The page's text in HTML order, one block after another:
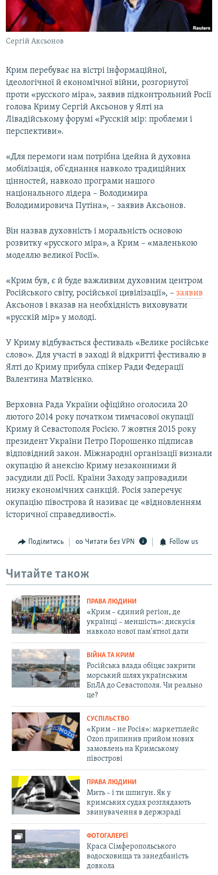
ВІДЕОУРОКИ «ELIFBE»
СВІДЧЕННЯ ОКУПАЦІЇ
УКРАЇНСЬКА ПРОБЛЕМА КРИМУ
Русский
Qırımtatar
Усі сайти RFE/RL
Сергій Аксьонов
Крим перебуває на вістрі інформаційної,
ідеологічної й економічної війни, розгорнутої
проти «русского міра», заявив підконтрольний Росії
голова Криму Сергій Аксьонов у Ялті на
Лівадійському форумі «Русскій мір: проблеми і
перспективи».
«Для перемоги нам потрібна ідейна й духовна
мобілізація, об'єднання навколо традиційних
цінностей, навколо програми нашого
національного лідера – Володимира
Володимировича Путіна», – заявив Аксьонов.
Він назвав духовність і моральність основою
розвитку «русского міра», а Крим – «маленькою
моделлю великої Росії».
«Крим був, є й буде важливим духовним центром
Російського світу, російської цивілізації», – заявив
Аксьонов і вказав на необхідність виховувати
«русскій мір» у молоді.
У Криму відбувається фестиваль «Велике російське
слово». Для участі в заході й відкритті фестивалю в
Ялті до Криму прибула спікер Ради Федерації
Валентина Матвієнко.
Верховна Рада України офіційно оголосила 20
лютого 2014 року початком тимчасової окупації
Криму й Севастополя Росією. 7 жовтня 2015 року
президент України Петро Порошенко підписав
відповідний закон. Міжнародні організації визнали
окупацію й анексію Криму незаконними й
засудили дії Росії. Країни Заходу запровадили
низку економічних санкцій. Росія заперечує
окупацію півострова й називає це «відновленням
історичної справедливості».
Поділитись Читати без VPN Follow us
Читайте також
ПРАВА ЛЮДИНИ
«Крим – єдиний регіон, де
українці – меншість»: дискусія
навколо нової пам'ятної дати
ВІЙНА ТА КРИМ
Російська влада обіцяє закрити
морський шлях українським
БпЛА до Севастополя. Чи реально
це?
СУСПІЛЬСТВО
«Крим – не Росія»: маркетплейс
Ozon припинив прийом нових
замовлень на Кримському
півострові
ПРАВА ЛЮДИНИ
Мить – і ти шпигун. Як у
кримських судах розглядають
звинувачення в держзраді
ФОТОГАЛЕРЕЇ
Краса Сімферопольського
водосховища та занедбаність
довкола